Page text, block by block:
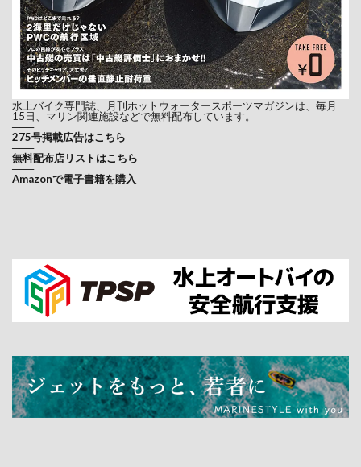
水上バイク専門誌、月刊ホットウォータースポーツマガジンは、毎月
15日、マリン関連施設などで無料配布しています。
───
275号掲載広告はこちら
───
無料配布店リストはこちら
───
Amazonで電子書籍を購入